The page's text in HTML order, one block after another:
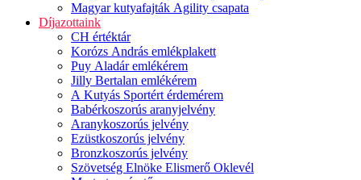
Magyar kutyafajták Agility csapata
Díjazottaink
CH értéktár
Korózs András emlékplakett
Puy Aladár emlékérem
Jilly Bertalan emlékérem
A Kutyás Sportért érdemérem
Babérkoszorús aranyjelvény
Aranykoszorús jelvény
Ezüstkoszorús jelvény
Bronzkoszorús jelvény
Szövetség Elnöke Elismerő Oklevél